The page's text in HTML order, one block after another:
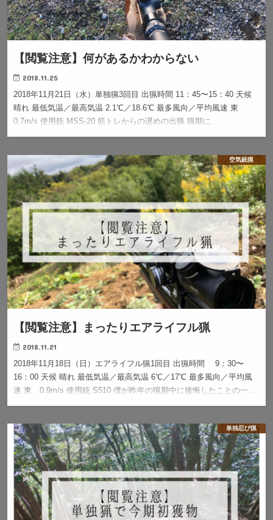
【閲覧注意】何があるかわからない
2018.11.25
2018年11月21日（水）単独猟3回目 出猟時間 11：45〜15：40 天候
晴れ 最低気温／最高気温 2.1℃／18.6℃ 最多風向／平均風速 東
0.7m/s 使用銃 MSS-20 筋トレからの遅めの出猟 猟期に…
空気銃猟
【閲覧注意】まったりエアライフル猟
2018.11.21
2018年11月18日（日）エアライフル猟1回目 出猟時間 9：30〜
16：00 天候 晴れ 最低気温／最高気温 6℃／17℃ 最多風向／平均風
速 東 0.9m/s 使用銃 S510 僕が昨年の猟期中に後悔したことの一…
単独忍び猟